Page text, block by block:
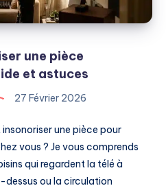
une pièce
et astuces
27 Février 2026
une pièce pour
vous ? Je vous comprends
qui regardent la télé à
dessus ou la circulation